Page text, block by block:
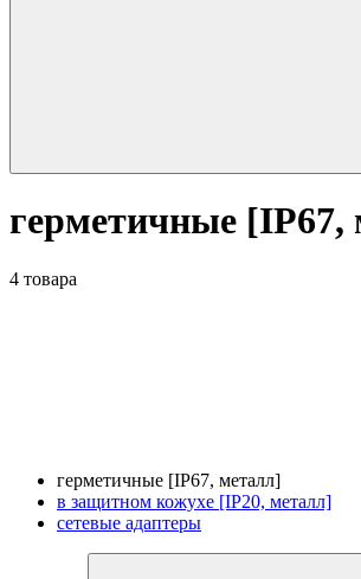
герметичные [IP67,
4 товара
герметичные [IP67, металл]
в защитном кожухе [IP20, металл]
сетевые адаптеры